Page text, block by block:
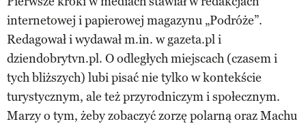
internetowej i papierowej magazynu „Podróże”.
Redagował i wydawał m.in. w gazeta.pl i
dziendobrytvn.pl. O odległych miejscach (czasem i
tych bliższych) lubi pisać nie tylko w kontekście
turystycznym, ale też przyrodniczym i społecznym.
Marzy o tym, żeby zobaczyć zorzę polarną oraz Machu